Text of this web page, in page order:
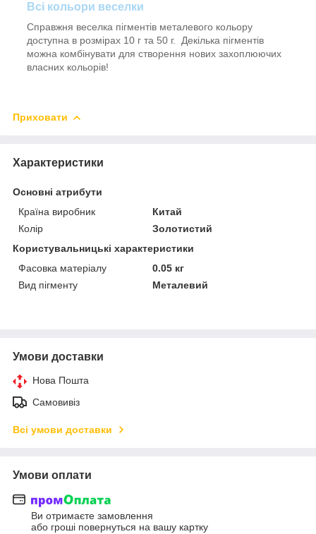
Всі кольори веселки
Справжня веселка пігментів металевого кольору
доступна в розмірах 10 г та 50 г. Декілька пігментів
можна комбінувати для створення нових захоплюючих
власних кольорів!
Приховати
Характеристики
Основні атрибути
Країна виробник
Китай
Колір
Золотистий
Користувальницькі характеристики
Фасовка матеріалу
0.05 кг
Вид пігменту
Металевий
Умови доставки
Нова Пошта
Самовивіз
Всі умови доставки
Умови оплати
Ви отримаєте замовлення
або гроші повернуться на вашу картку